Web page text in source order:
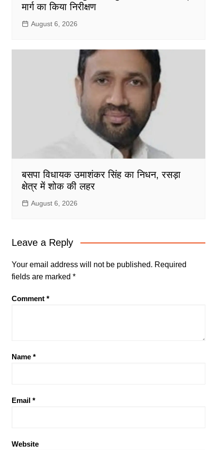
मार्ग का किया निरीक्षण
August 6, 2026
बसपा विधायक उमाशंकर सिंह का निधन, रसड़ा
क्षेत्र में शोक की लहर
August 6, 2026
Leave a Reply
Your email address will not be published. Required
fields are marked *
Comment *
Name *
Email *
Website